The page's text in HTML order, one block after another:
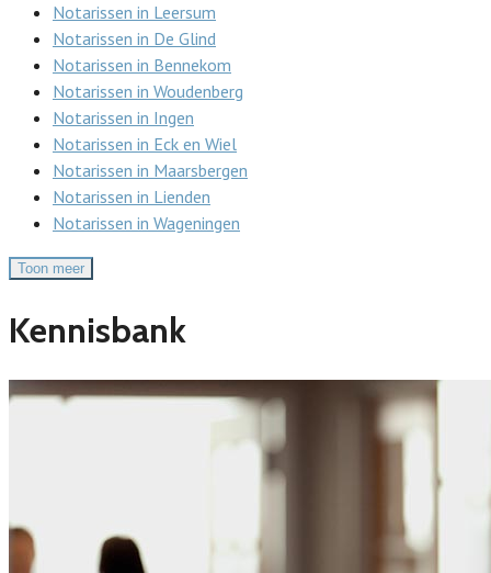
Notarissen in Leersum
Notarissen in De Glind
Notarissen in Bennekom
Notarissen in Woudenberg
Notarissen in Ingen
Notarissen in Eck en Wiel
Notarissen in Maarsbergen
Notarissen in Lienden
Notarissen in Wageningen
Toon meer
Kennisbank